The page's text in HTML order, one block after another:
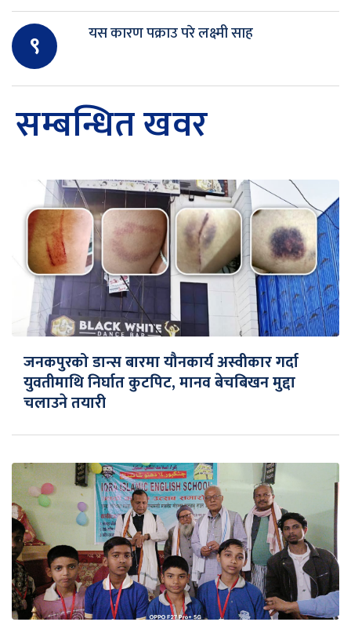
९ यस कारण पक्राउ परे लक्ष्मी साह
सम्बन्धित खवर
जनकपुरको डान्स बारमा यौनकार्य अस्वीकार गर्दा
युवतीमाथि निर्घात कुटपिट, मानव बेचबिखन मुद्दा
चलाउने तयारी